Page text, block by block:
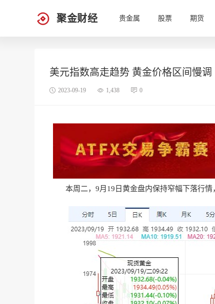
聚金财经 贵金属 股票 期货
美元指数高走趋势 黄金价格区间慢调
2023-09-19 1,438 0
本周二，9月19日黄金盘内保持窄幅下落行情